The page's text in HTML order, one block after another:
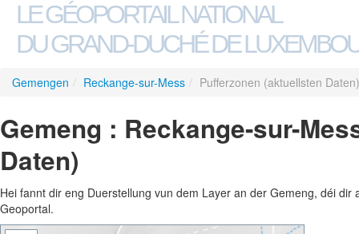
LE GÉOPORTAIL NATIONAL
DU GRAND-DUCHÉ DE
Gemengen / Reckange-sur-Mess / Pufferzonen (aktuellsten Daten)
Gemeng : Reckange-sur-
Daten)
Hei fannt dir eng Duerstellung vun dem Layer an der Gemeng, déi
Geoportal.